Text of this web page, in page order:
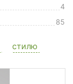
4
85
стилю